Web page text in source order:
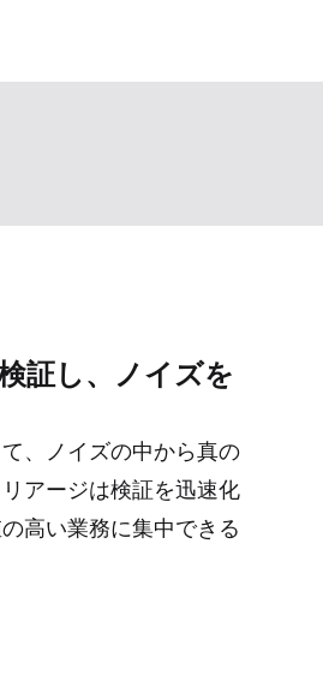
証し、ノイズを
、ノイズの中から真の
アージは検証を迅速化
高い業務に集中できる